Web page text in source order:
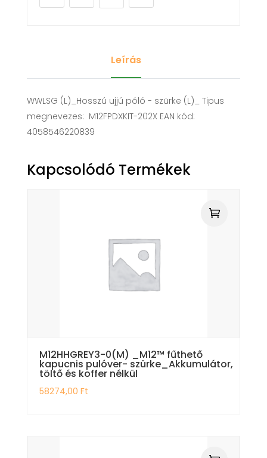
Leírás
WWLSG (L)_Hosszú ujjú póló - szürke (L)_ Tipus
megnevezes: M12FPDXKIT-202X EAN kód:
4058546220839
Kapcsolódó Termékek
M12HHGREY3-0(M) _M12™ fűthető
kapucnis pulóver- szürke_Akkumulátor,
töltő és koffer nélkül
58274,00 Ft